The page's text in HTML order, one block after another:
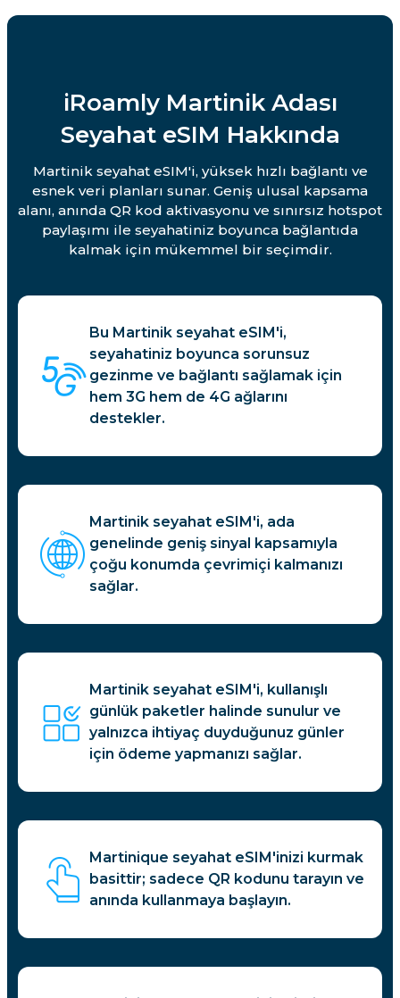
iRoamly Martinik Adası
Seyahat eSIM Hakkında
Martinik seyahat eSIM'i, yüksek hızlı bağlantı ve
esnek veri planları sunar. Geniş ulusal kapsama
alanı, anında QR kod aktivasyonu ve sınırsız hotspot
paylaşımı ile seyahatiniz boyunca bağlantıda
kalmak için mükemmel bir seçimdir.
Bu Martinik seyahat eSIM'i,
seyahatiniz boyunca sorunsuz
gezinme ve bağlantı sağlamak için
hem 3G hem de 4G ağlarını
destekler.
Martinik seyahat eSIM'i, ada
genelinde geniş sinyal kapsamıyla
çoğu konumda çevrimiçi kalmanızı
sağlar.
Martinik seyahat eSIM'i, kullanışlı
günlük paketler halinde sunulur ve
yalnızca ihtiyaç duyduğunuz günler
için ödeme yapmanızı sağlar.
Martinique seyahat eSIM'inizi kurmak
basittir; sadece QR kodunu tarayın ve
anında kullanmaya başlayın.